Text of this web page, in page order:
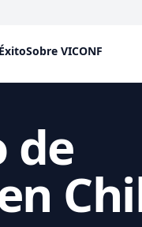
Sobre VICONF
de